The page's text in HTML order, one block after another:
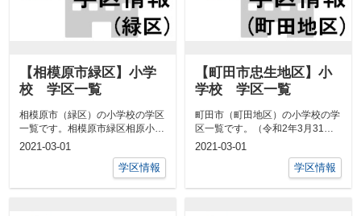
【相模原市緑区】小学
校 学区一覧
相模原市（緑区）の小学校の学区
一覧です。相模原市緑区相原小学
校相原2丁目29番5号～40号・30
2021-03-01
学区情報
【町田市忠生地区】小
学校 学区一覧
町田市（町田地区）の小学校の学
区一覧です。（令和2年3月31日
現在）原町田・中町・森野・旭町
2021-03-01
学区情報